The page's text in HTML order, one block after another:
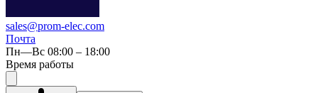
sales@prom-elec.com
Почта
Пн—Вс 08:00 – 18:00
Время работы